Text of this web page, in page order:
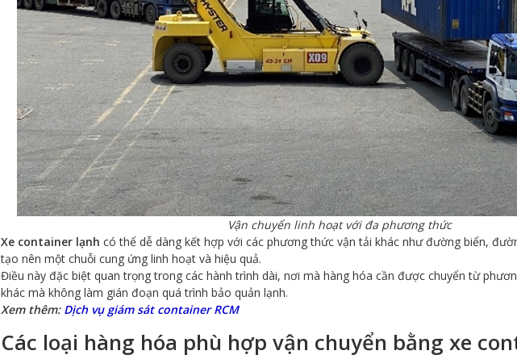
Vận chuyển linh hoạt với đa phương thức
Xe container lạnh có thể dễ dàng kết hợp với các phương thức vận tải khác như đường biển,
tạo nên một chuỗi cung ứng linh hoạt và hiệu quả.
Điều này đặc biệt quan trọng trong các hành trình dài, nơi mà hàng hóa cần được chuyển từ
khác mà không làm gián đoạn quá trình bảo quản lạnh.
Xem thêm: Dịch vụ giám sát container RCM
Các loại hàng hóa phù hợp vận chuyển bằng xe